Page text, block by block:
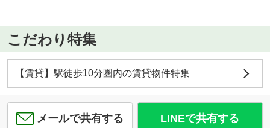
こだわり特集
【賃貸】駅徒歩10分圏内の賃貸物件特集
メールで共有する LINEで共有する